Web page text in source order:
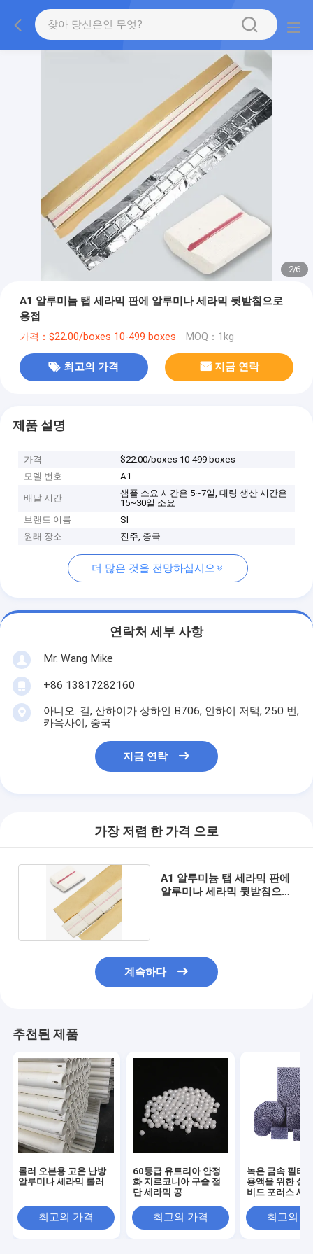
2/6
A1 알루미늄 탭 세라믹 판에 알루미나 세라믹 뒷받침으로
용접
가격：$22.00/boxes 10-499 boxes MOQ：1kg
최고의 가격 지금 연락
제품 설명
가격
$22.00/boxes 10-499 boxes
모델 번호
A1
배달 시간
샘플 소요 시간은 5~7일, 대량 생산 시간은
15~30일 소요
브랜드 이름
SI
원래 장소
진주, 중국
더 많은 것을 전망하십시오
연락처 세부 사항
Mr. Wang Mike
+86 13817282160
아니오. 길, 산하이가 상하인 B706, 인하이 저택, 250 번,
카옥사이, 중국
지금 연락
가장 저렴 한 가격 으로
A1 알루미늄 탭 세라믹 판에
알루미나 세라믹 뒷받침으로
계속하다
추천된 제품
롤러 오븐용 고온 난방
알루미나 세라믹 롤러
최고의 가격
60등급 유트리아 안정
화 지르코니아 구슬 절
단 세라믹 공
최고의 가격
녹은 금속 필터
용액을 위한 실
비드 포러스 세
최고의